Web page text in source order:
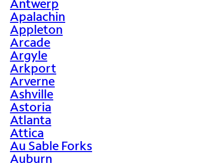
Antwerp
Apalachin
Appleton
Arcade
Argyle
Arkport
Arverne
Ashville
Astoria
Atlanta
Attica
Au Sable Forks
Auburn